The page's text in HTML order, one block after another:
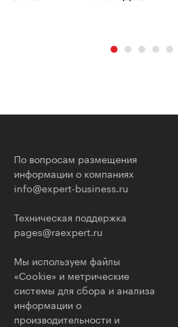
По вопросам размещения
информации о компаниях
info@expert-business.ru
Техническая поддержка
pages@raexpert.ru
Мы используем файлы
«Cookie» и метрические
системы для сбора и анализа
информации о
производительности и